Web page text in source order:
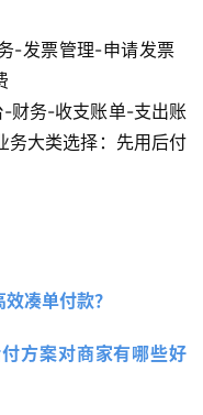
-发票管理-申请发票
财务-收支账单-支出账
务大类选择：先用后付
凑单付款？
方案对商家有哪些好